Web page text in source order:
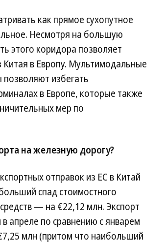
как прямое сухопутное
Несмотря на большую
этого коридора позволяет
Китая в Европу. Мультимодальные
избегать
в Европе, которые также
мер по
на железную дорогу?
отправок из ЕС в Китай
спад стоимостного
— на €22,12 млн. Экспорт
апреле по сравнению с январем
млн (притом что наибольший